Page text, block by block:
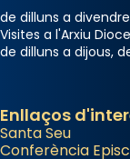
de dilluns a
Visites a l'Arxiu
de dilluns a dijous,
Enllaços
Santa Seu
Conferència